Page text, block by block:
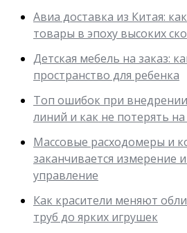
Авиа доставка из Китая:
товары в эпоху высоких
Детская мебель на заказ:
пространство для ребенка
Топ ошибок при
линий и как не потерять
Массовые расходомеры и
заканчивается измерение
управление
Как красители меняют
труб до ярких игрушек